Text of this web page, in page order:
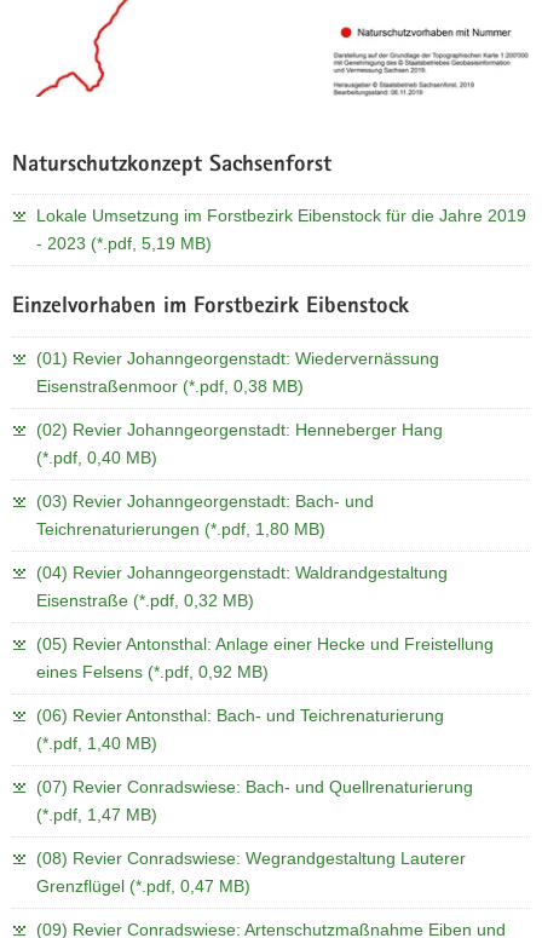
Naturschutzkonzept Sachsenforst
Lokale Umsetzung im Forstbezirk Eibenstock für die Jahre 2019
- 2023 (*.pdf, 5,19 MB)
Einzelvorhaben im Forstbezirk Eibenstock
(01) Revier Johanngeorgenstadt: Wiedervernässung
Eisenstraßenmoor (*.pdf, 0,38 MB)
(02) Revier Johanngeorgenstadt: Henneberger Hang
(*.pdf, 0,40 MB)
(03) Revier Johanngeorgenstadt: Bach- und
Teichrenaturierungen (*.pdf, 1,80 MB)
(04) Revier Johanngeorgenstadt: Waldrandgestaltung
Eisenstraße (*.pdf, 0,32 MB)
(05) Revier Antonsthal: Anlage einer Hecke und Freistellung
eines Felsens (*.pdf, 0,92 MB)
(06) Revier Antonsthal: Bach- und Teichrenaturierung
(*.pdf, 1,40 MB)
(07) Revier Conradswiese: Bach- und Quellrenaturierung
(*.pdf, 1,47 MB)
(08) Revier Conradswiese: Wegrandgestaltung Lauterer
Grenzflügel (*.pdf, 0,47 MB)
(09) Revier Conradswiese: Artenschutzmaßnahme Eiben und